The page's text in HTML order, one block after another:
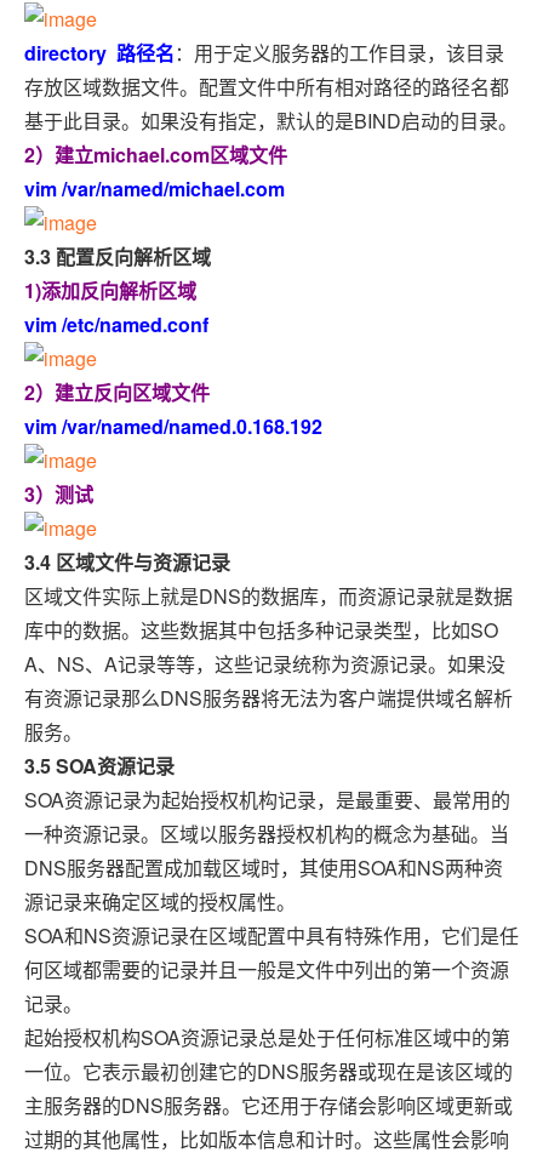
directory 路径名：用于定义服务器的工作目录，该目录
存放区域数据文件。配置文件中所有相对路径的路径名都
基于此目录。如果没有指定，默认的是BIND启动的目录。
2）建立michael.com区域文件
vim /var/named/michael.com
3.3 配置反向解析区域
1)添加反向解析区域
vim /etc/named.conf
2）建立反向区域文件
vim /var/named/named.0.168.192
3）测试
3.4 区域文件与资源记录
区域文件实际上就是DNS的数据库，而资源记录就是数据
库中的数据。这些数据其中包括多种记录类型，比如SO
A、NS、A记录等等，这些记录统称为资源记录。如果没
有资源记录那么DNS服务器将无法为客户端提供域名解析
服务。
3.5 SOA资源记录
SOA资源记录为起始授权机构记录，是最重要、最常用的
一种资源记录。区域以服务器授权机构的概念为基础。当
DNS服务器配置成加载区域时，其使用SOA和NS两种资
源记录来确定区域的授权属性。
SOA和NS资源记录在区域配置中具有特殊作用，它们是任
何区域都需要的记录并且一般是文件中列出的第一个资源
记录。
起始授权机构SOA资源记录总是处于任何标准区域中的第
一位。它表示最初创建它的DNS服务器或现在是该区域的
主服务器的DNS服务器。它还用于存储会影响区域更新或
过期的其他属性，比如版本信息和计时。这些属性会影响